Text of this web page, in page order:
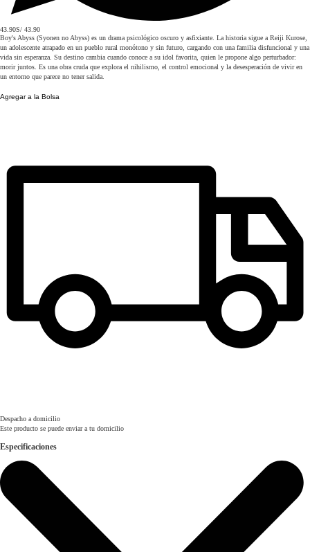
43.90S/ 43.90
Boy's Abyss (Syonen no Abyss) es un drama psicológico oscuro y asfixiante. La historia sigue a Reiji Kurose,
un adolescente atrapado en un pueblo rural monótono y sin futuro, cargando con una familia disfuncional y una
vida sin esperanza. Su destino cambia cuando conoce a su idol favorita, quien le propone algo perturbador:
morir juntos. Es una obra cruda que explora el nihilismo, el control emocional y la desesperación de vivir en
un entorno que parece no tener salida.
Agregar a la Bolsa
Despacho a domicilio
Este producto se puede enviar a tu domicilio
Especificaciones